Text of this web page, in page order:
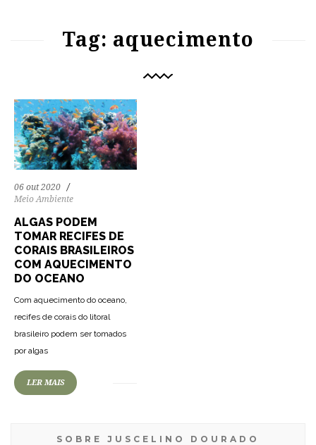
Tag: aquecimento
06 out 2020
Meio Ambiente
ALGAS PODEM
TOMAR RECIFES DE
CORAIS BRASILEIROS
COM AQUECIMENTO
DO OCEANO
Com aquecimento do oceano,
recifes de corais do litoral
brasileiro podem ser tomados
por algas
LER MAIS
SOBRE JUSCELINO DOURADO